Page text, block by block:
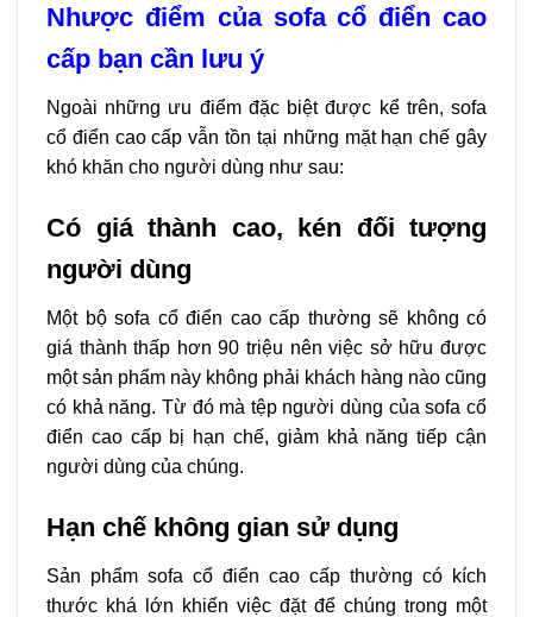
Nhược điểm của sofa cổ điển cao
cấp bạn cần lưu ý
Ngoài những ưu điểm đặc biệt được kể trên, sofa
cổ điển cao cấp vẫn tồn tại những mặt hạn chế gây
khó khăn cho người dùng như sau:
Có giá thành cao, kén đối tượng
người dùng
Một bộ sofa cổ điển cao cấp thường sẽ không có
giá thành thấp hơn 90 triệu nên việc sở hữu được
một sản phẩm này không phải khách hàng nào cũng
có khả năng. Từ đó mà tệp người dùng của sofa cổ
điển cao cấp bị hạn chế, giảm khả năng tiếp cận
người dùng của chúng.
Hạn chế không gian sử dụng
Sản phẩm sofa cổ điển cao cấp thường có kích
thước khá lớn khiến việc đặt để chúng trong một